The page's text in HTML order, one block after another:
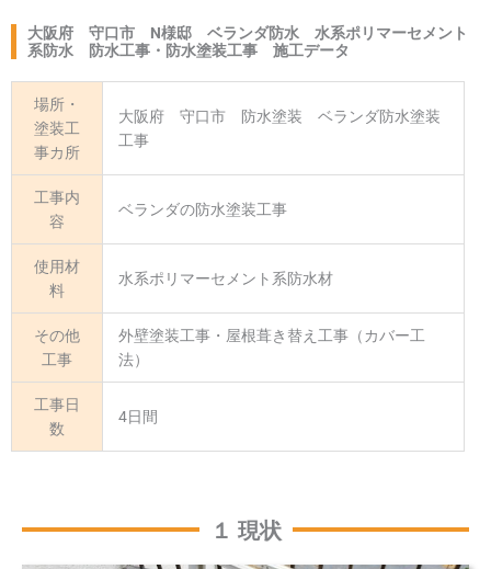
大阪府 守口市 N様邸 ベランダ防水 水系ポリマーセメント
系防水 防水工事・防水塗装工事 施工データ
場所・
塗装工
事カ所
大阪府 守口市 防水塗装 ベランダ防水塗装
工事
工事内
容
ベランダの防水塗装工事
使用材
料
水系ポリマーセメント系防水材
その他
工事
外壁塗装工事・屋根葺き替え工事（カバー工
法）
工事日
数
4日間
１ 現状